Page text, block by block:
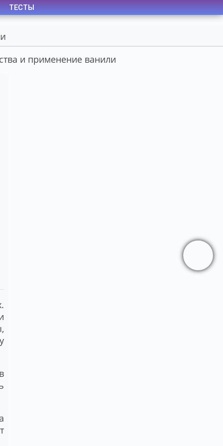
ТЕСТЫ
и применение ванили